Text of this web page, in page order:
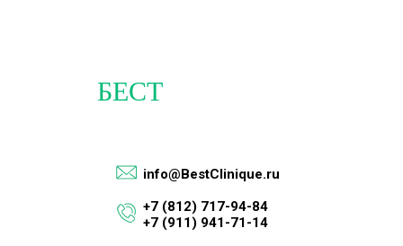
+7 (812) 717-94-84
+7 (911) 941-71-14
info@BestClinique.ru